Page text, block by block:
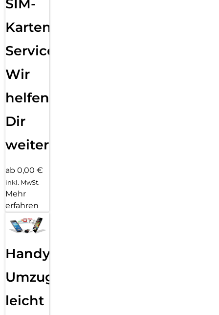
SIM-
Karten
Service:
Wir
helfen
Dir
weiter
ab 0,00 €
inkl. MwSt.
Mehr
erfahren
Handy
Umzug
leicht